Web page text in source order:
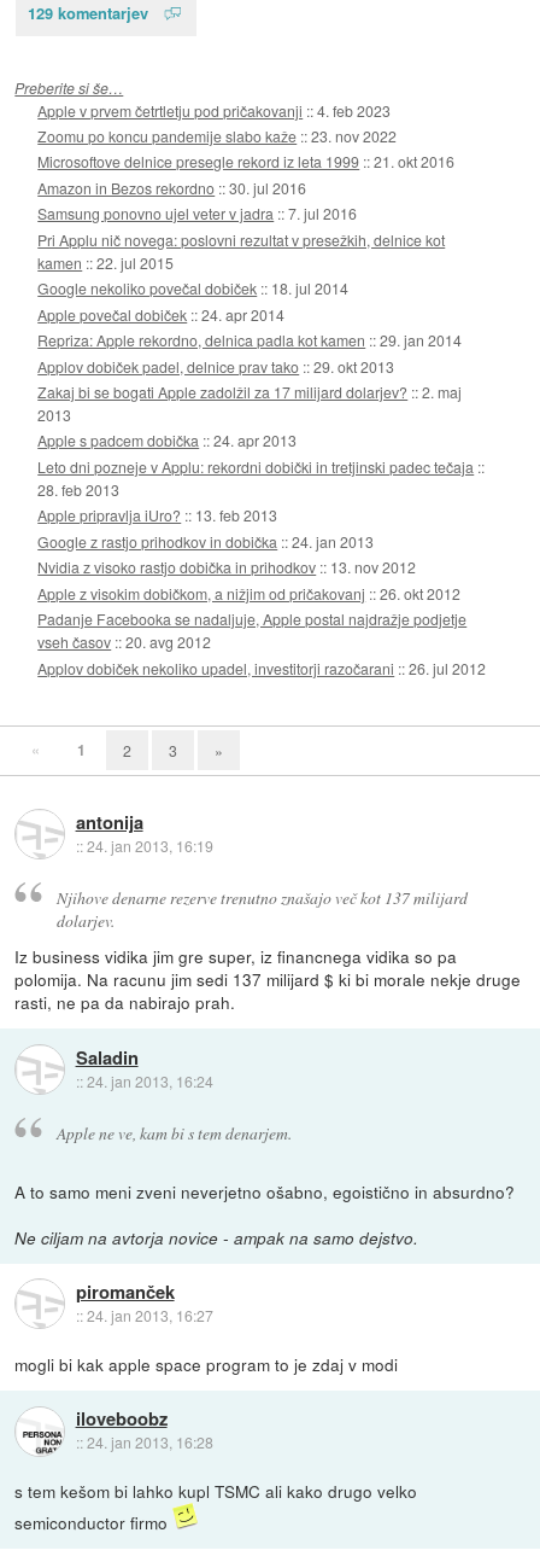
129 komentarjev
Preberite si še…
Apple v prvem četrtletju pod pričakovanji ::4. feb 2023
Zoomu po koncu pandemije slabo kaže ::23. nov 2022
Microsoftove delnice presegle rekord iz leta 1999 ::21. okt 2016
Amazon in Bezos rekordno ::30. jul 2016
Samsung ponovno ujel veter v jadra ::7. jul 2016
Pri Applu nič novega: poslovni rezultat v presežkih, delnice kot
kamen ::22. jul 2015
Google nekoliko povečal dobiček :: 18. jul 2014
Apple povečal dobiček ::24. apr 2014
Repriza: Apple rekordno, delnica padla kot kamen ::29. jan 2014
Applov dobiček padel, delnice prav tako ::29. okt 2013
Zakaj bi se bogati Apple zadolžil za 17 milijard dolarjev? ::2. maj
2013
Apple s padcem dobička ::24. apr 2013
Leto dni pozneje v Applu: rekordni dobički in tretjinski padec tečaja ::
28. feb 2013
Apple pripravlja iUro? :: 13. feb 2013
Google z rastjo prihodkov in dobička ::24. jan 2013
Nvidia z visoko rastjo dobička in prihodkov :: 13. nov 2012
Apple z visokim dobičkom, a nižjim od pričakovanj ::26. okt 2012
Padanje Facebooka se nadaljuje, Apple postal najdražje podjetje
vseh časov ::20. avg 2012
Applov dobiček nekoliko upadel, investitorji razočarani ::26. jul 2012
« 1 2 3 »
antonija
::24. jan 2013, 16:19
Njihove denarne rezerve trenutno znašajo več kot 137 milijard
dolarjev.
Iz business vidika jim gre super, iz financnega vidika so pa
polomija. Na racunu jim sedi 137 milijard $ ki bi morale nekje druge
rasti, ne pa da nabirajo prah.
Saladin
::24. jan 2013, 16:24
Apple ne ve, kam bi s tem denarjem.
A to samo meni zveni neverjetno ošabno, egoistično in absurdno?
Ne ciljam na avtorja novice - ampak na samo dejstvo.
piromanček
::24. jan 2013, 16:27
mogli bi kak apple space program to je zdaj v modi
iloveboobz
::24. jan 2013, 16:28
s tem kešom bi lahko kupl TSMC ali kako drugo velko
semiconductor firmo